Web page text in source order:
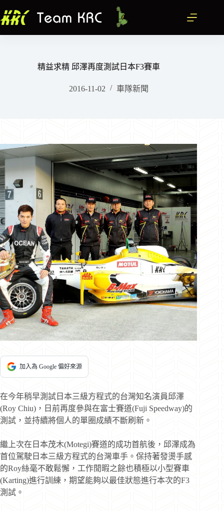
至
精益求精 邱澤再度測試日本F3賽車
2016-11-02 車隊新聞
加入為 Google 偏好來源
在今年稍早測試日本三級方程式的台灣知名演員邱澤
(Roy Chiu)，日前再度參與在富士賽道(Fuji Speedway)的
測試，並持續將個人的單圈成績不斷刷新。
繼上次在日本茂木(Motegi)賽道的成功首航後，邱澤成為
首位駕駛日本三級方程式的台灣車手。保持著發燙手感
的Roy絲毫不敢鬆懈，工作閒暇之餘也積極以小型賽車
(Karting)進行訓練，期望能夠以最佳狀態進行本次的F3
測試。